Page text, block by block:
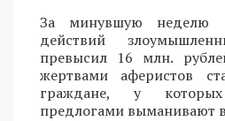
За минувшую неделю
действий
превысил 16 млн.
жертвами аферистов
граждане, у
предлогами выманивают